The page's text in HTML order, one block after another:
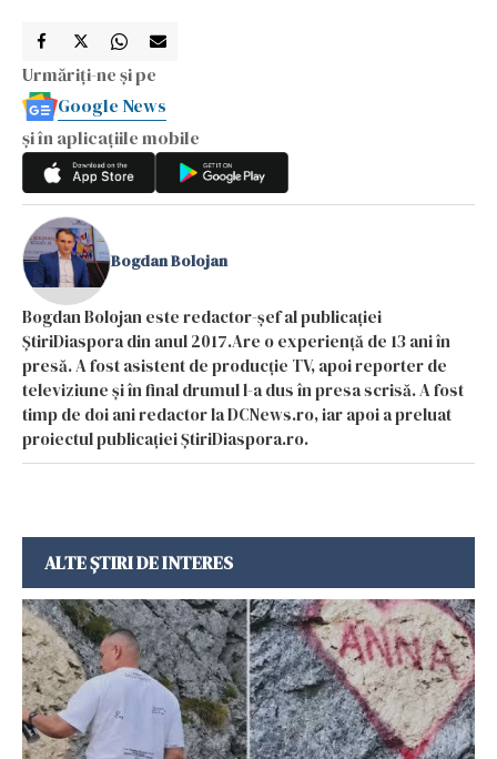
Urmăriți-ne și pe
Google News
și în aplicațiile mobile
Bogdan Bolojan
Bogdan Bolojan este redactor-șef al publicației
ȘtiriDiaspora din anul 2017.Are o experiență de 13 ani în
presă. A fost asistent de producție TV, apoi reporter de
televiziune și în final drumul l-a dus în presa scrisă. A fost
timp de doi ani redactor la DCNews.ro, iar apoi a preluat
proiectul publicației ȘtiriDiaspora.ro.
ALTE ȘTIRI DE INTERES